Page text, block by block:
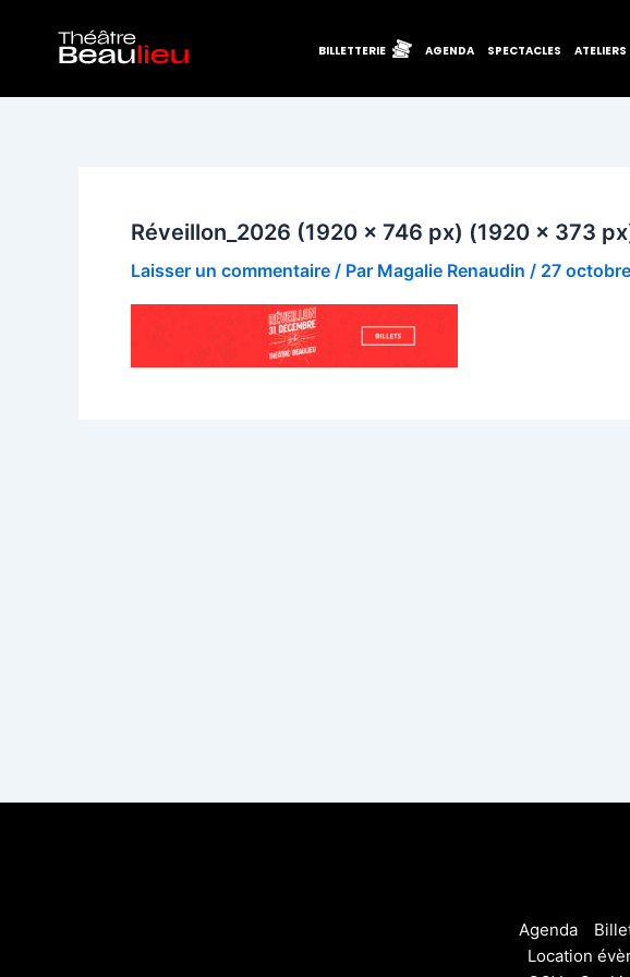
contenu
BILLETTERIE AGENDA SPECTACLES
Réveillon_2026 (1920 x 746 px) (1920 x 373
Laisser un commentaire / Par Magalie Renaudin / 27
Agenda
Location